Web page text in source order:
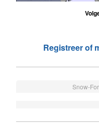
Registreer of
Snow-